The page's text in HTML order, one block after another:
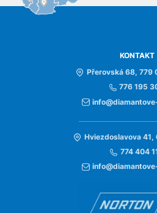
KONTAKT
Přerovská 68, 779
776 195
Hviezdoslavova 41,
774 404